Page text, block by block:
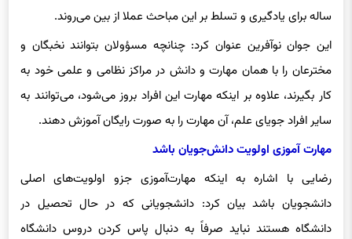
ساله برای یادگیری و تسلط بر این مباحث عملا از بین می‌روند.
این جوان نوآفرین عنوان کرد: چنانچه مسؤولان بتوانند نخبگان و
مخترعان را با همان مهارت و دانش در مراکز نظامی و علمی خود به
کار بگیرند، علاوه بر اینکه مهارت این افراد بروز می‌شود، می‌توانند به
سایر افراد جویای علم، آن مهارت را به صورت رایگان آموزش دهند.
مهارت آموزی اولویت دانش‌جویان باشد
رضایی با اشاره به اینکه مهارت‌آموزی جزو اولویت‌های اصلی
دانشجویان باشد بیان کرد: دانشجویانی که در حال تحصیل در
دانشگاه هستند نباید صرفاً به دنبال پاس کردن دروس دانشگاه